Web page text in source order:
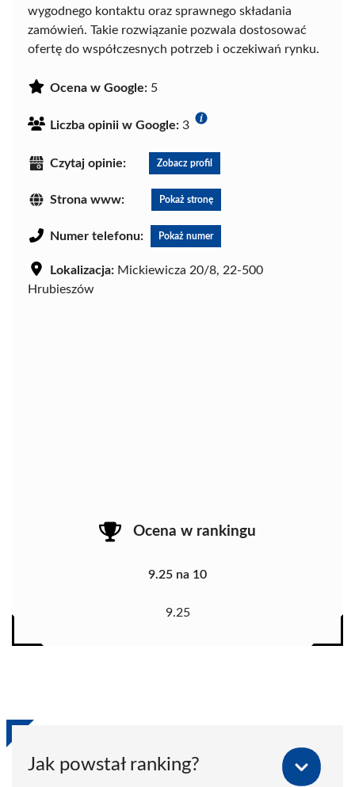
wygodnego kontaktu oraz sprawnego składania
zamówień. Takie rozwiązanie pozwala dostosować
ofertę do współczesnych potrzeb i oczekiwań rynku.
Ocena w Google: 5
Liczba opinii w Google: 3
Czytaj opinie: Zobacz profil
Strona www: Pokaż stronę
Numer telefonu: Pokaż numer
Lokalizacja: Mickiewicza 20/8, 22-500
Hrubieszów
Ocena w rankingu
9.25 na 10
9.25
Jak powstał ranking?